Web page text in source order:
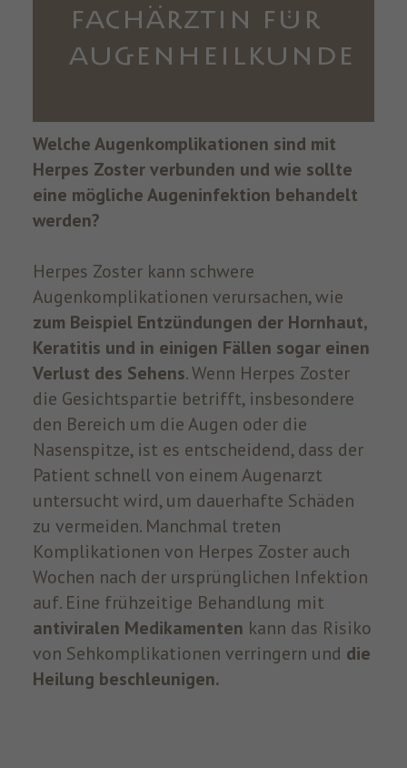
FACHÄRZTIN FÜR
AUGENHEILKUNDE
Welche Augenkomplikationen sind mit
Herpes Zoster verbunden und wie sollte
eine mögliche Augeninfektion behandelt
werden?
Herpes Zoster kann schwere
Augenkomplikationen verursachen, wie
zum Beispiel Entzündungen der Hornhaut,
Keratitis und in einigen Fällen sogar einen
Verlust des Sehens. Wenn Herpes Zoster
die Gesichtspartie betrifft, insbesondere
den Bereich um die Augen oder die
Nasenspitze, ist es entscheidend, dass der
Patient schnell von einem Augenarzt
untersucht wird, um dauerhafte Schäden
zu vermeiden. Manchmal treten
Komplikationen von Herpes Zoster auch
Wochen nach der ursprünglichen Infektion
auf. Eine frühzeitige Behandlung mit
antiviralen Medikamenten kann das Risiko
von Sehkomplikationen verringern und die
Heilung beschleunigen.